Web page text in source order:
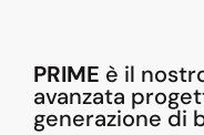
PRIME è il
avanzata
generazione di